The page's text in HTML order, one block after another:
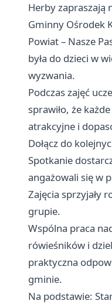
Herby zapraszają
Gminny Ośrodek
Powiat – Nasze
była do dzieci w
wyzwania.
Podczas zajęć
sprawiło, że
atrakcyjne i
Dołącz do
Spotkanie
angażowali się w
Zajęcia sprzyjały
grupie.
Wspólna praca
rówieśników i
praktyczna
gminie.
Na podstawie: